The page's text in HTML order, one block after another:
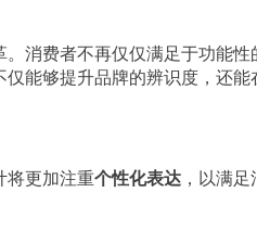
消费者不再仅仅满足于功能
能够提升品牌的辨识度，还
将更加注重个性化表达 ，以满